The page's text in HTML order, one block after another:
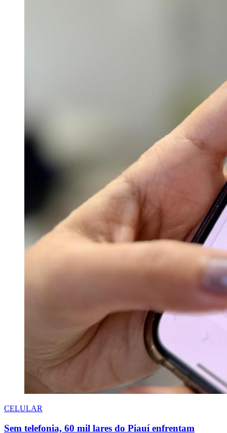
CELULAR
Sem telefonia, 60 mil lares do Piauí enfrentam